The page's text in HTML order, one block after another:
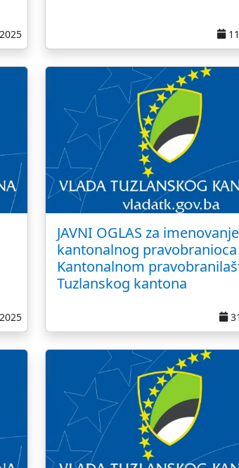
JAVNI OGLAS za imenovanje
kantonalnog
Kantonalnom
Tuzlanskog kantona